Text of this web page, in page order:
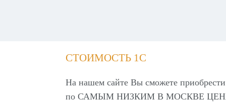
СТОИМОСТЬ 1С
На нашем сайте Вы сможете
по САМЫМ НИЗКИМ В МОСКВЕ